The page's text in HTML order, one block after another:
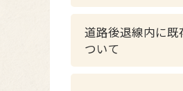
道路後退線内に
ついて